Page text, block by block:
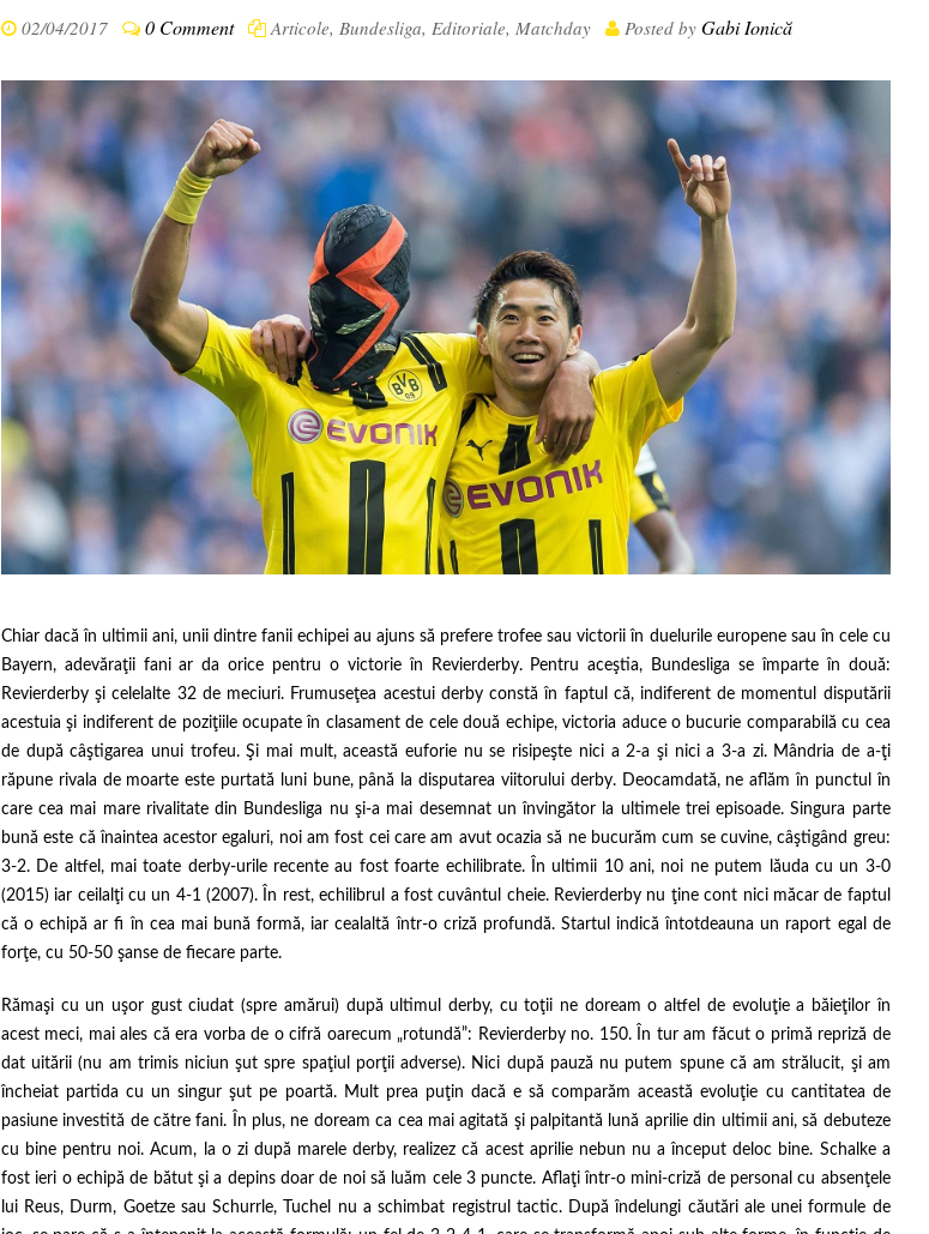
02/04/2017 0 Comment Articole, Bundesliga, Editoriale, Matchday Posted by Gabi Ionică
Chiar dacă în ultimii ani, unii dintre fanii echipei au ajuns să prefere trofee sau victorii în duelurile europene sau în cele cu
Bayern, adevăraţii fani ar da orice pentru o victorie în Revierderby. Pentru aceştia, Bundesliga se împarte în două:
Revierderby şi celelalte 32 de meciuri. Frumuseţea acestui derby constă în faptul că, indiferent de momentul disputării
acestuia şi indiferent de poziţiile ocupate în clasament de cele două echipe, victoria aduce o bucurie comparabilă cu cea
de după câştigarea unui trofeu. Şi mai mult, această euforie nu se risipeşte nici a 2-a şi nici a 3-a zi. Mândria de a-ţi
răpune rivala de moarte este purtată luni bune, până la disputarea viitorului derby. Deocamdată, ne aflăm în punctul în
care cea mai mare rivalitate din Bundesliga nu şi-a mai desemnat un învingător la ultimele trei episoade. Singura parte
bună este că înaintea acestor egaluri, noi am fost cei care am avut ocazia să ne bucurăm cum se cuvine, câştigând greu:
3-2. De altfel, mai toate derby-urile recente au fost foarte echilibrate. În ultimii 10 ani, noi ne putem lăuda cu un 3-0
(2015) iar ceilalţi cu un 4-1 (2007). În rest, echilibrul a fost cuvântul cheie. Revierderby nu ţine cont nici măcar de faptul
că o echipă ar fi în cea mai bună formă, iar cealaltă într-o criză profundă. Startul indică întotdeauna un raport egal de
forţe, cu 50-50 şanse de fiecare parte.
Rămaşi cu un uşor gust ciudat (spre amărui) după ultimul derby, cu toţii ne doream o altfel de evoluţie a băieţilor în
acest meci, mai ales că era vorba de o cifră oarecum „rotundă”: Revierderby no. 150. În tur am făcut o primă repriză de
dat uitării (nu am trimis niciun şut spre spaţiul porţii adverse). Nici după pauză nu putem spune că am strălucit, şi am
încheiat partida cu un singur şut pe poartă. Mult prea puţin dacă e să comparăm această evoluţie cu cantitatea de
pasiune investită de către fani. În plus, ne doream ca cea mai agitată şi palpitantă lună aprilie din ultimii ani, să debuteze
cu bine pentru noi. Acum, la o zi după marele derby, realizez că acest aprilie nebun nu a început deloc bine. Schalke a
fost ieri o echipă de bătut şi a depins doar de noi să luăm cele 3 puncte. Aflaţi într-o mini-criză de personal cu absenţele
lui Reus, Durm, Goetze sau Schurrle, Tuchel nu a schimbat registrul tactic. După îndelungi căutări ale unei formule de